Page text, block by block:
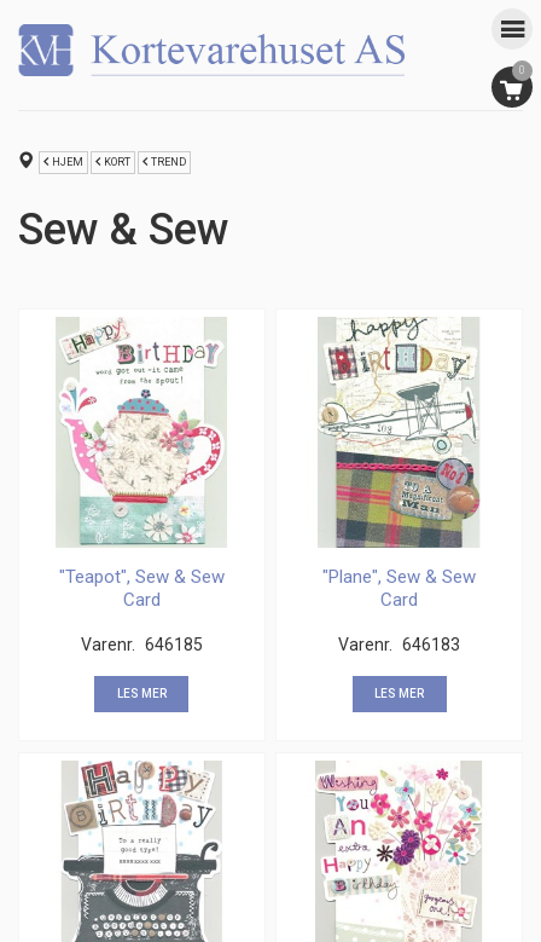
0
HJEM KORT TREND
Sew & Sew
"Teapot", Sew & Sew
Card
Varenr. 646185
LES MER
"Plane", Sew & Sew
Card
Varenr. 646183
LES MER